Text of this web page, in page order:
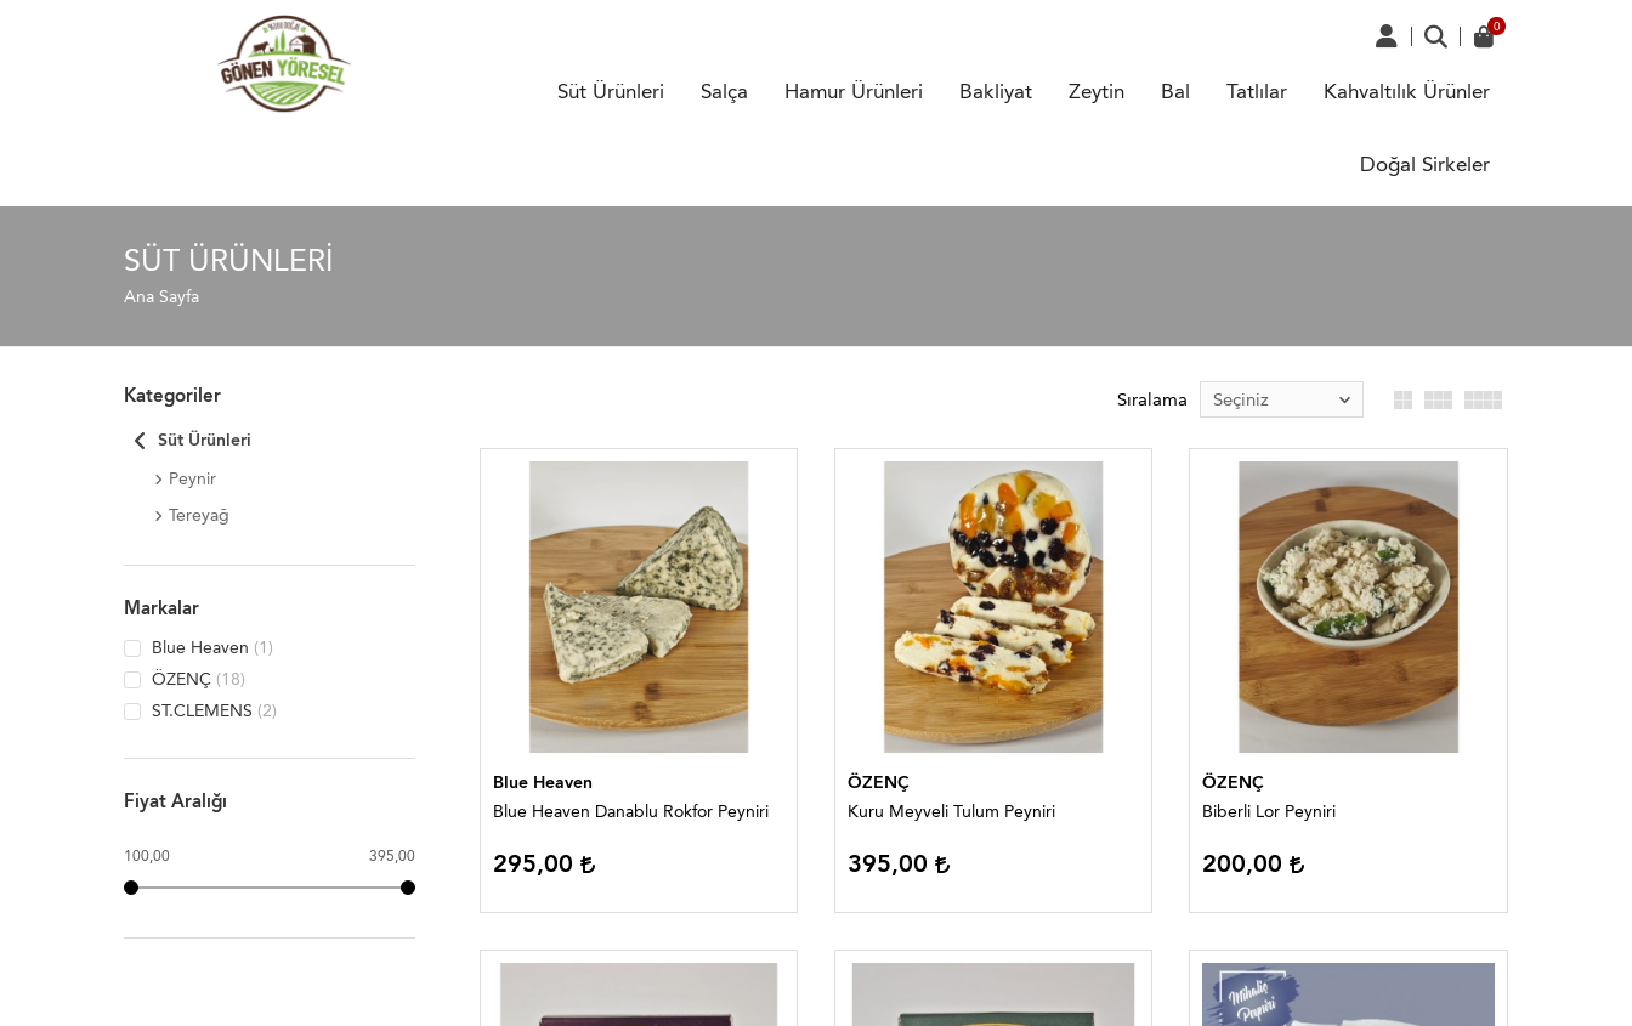
Süt Ürünleri Salça Hamur Ürünleri Bakliyat Zeytin Bal Tatlılar Kahvaltılık Ürünler
Doğal Sirkeler
SÜT ÜRÜNLERI
Ana Sayfa
Kategoriler
Süt Ürünleri
Peynir
Tereyağ
Markalar
Blue Heaven (1)
ÖZENÇ (18)
ST.CLEMENS (2)
Fiyat Aralığı
100,00 395,00
Sıralama
Blue Heaven
Blue Heaven Danablu Rokfor Peyniri
295,00
ÖZENÇ
Kuru Meyveli Tulum Peyniri
395,00
ÖZENÇ
Biberli Lor Peyniri
200,00